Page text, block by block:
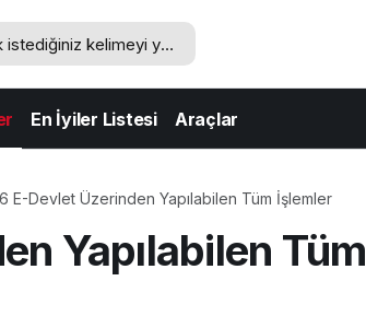
En İyiler Listesi Araçlar
E-Devlet Üzerinden Yapılabilen Tüm İşlemler
Yapılabilen Tüm